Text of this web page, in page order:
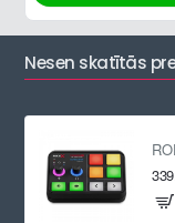
Nesen skatītās